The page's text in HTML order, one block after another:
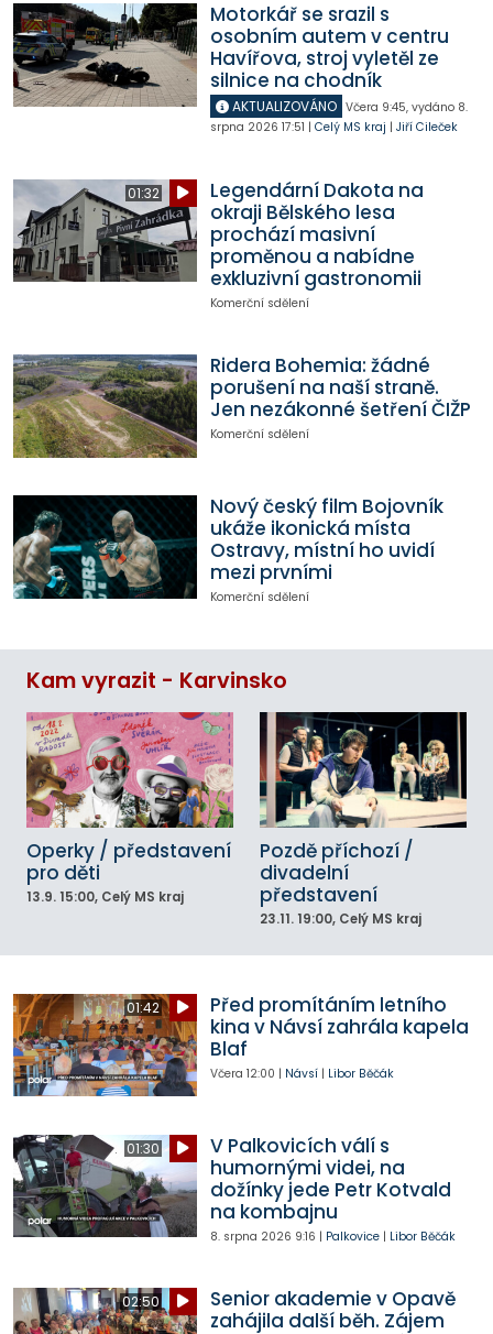
Motorkář se srazil s
osobním autem v centru
Havířova, stroj vyletěl ze
silnice na chodník
AKTUALIZOVÁNO Včera 9:45, vydáno 8.
srpna 2026 17:51 | Celý MS kraj | Jiří Cileček
01:32
Legendární Dakota na
okraji Bělského lesa
prochází masivní
proměnou a nabídne
exkluzivní gastronomii
Komerční sdělení
Ridera Bohemia: žádné
porušení na naší straně.
Jen nezákonné šetření ČIŽP
Komerční sdělení
Nový český film Bojovník
ukáže ikonická místa
Ostravy, místní ho uvidí
mezi prvními
Komerční sdělení
Kam vyrazit - Karvinsko
Operky / představení
pro děti
13.9. 15:00, Celý MS kraj
Pozdě příchozí /
divadelní
představení
23.11. 19:00, Celý MS kraj
01:42
Před promítáním letního
kina v Návsí zahrála kapela
Blaf
Včera 12:00 | Návsí| Libor Běčák
01:30
V Palkovicích válí s
humornými videi, na
dožínky jede Petr Kotvald
na kombajnu
8. srpna 2026 9:16 | Palkovice| Libor Běčák
02:50
Senior akademie v Opavě
zahájila další běh. Zájem